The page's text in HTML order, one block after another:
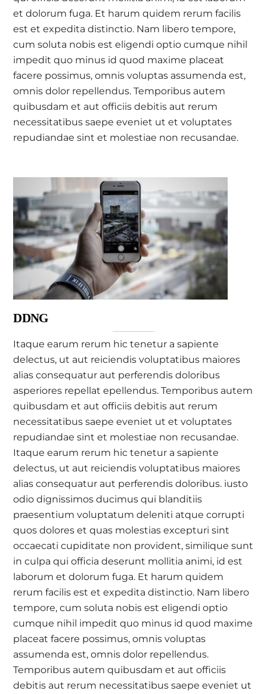
et dolorum fuga. Et harum quidem rerum facilis
est et expedita distinctio. Nam libero tempore,
cum soluta nobis est eligendi optio cumque nihil
impedit quo minus id quod maxime placeat
facere possimus, omnis voluptas assumenda est,
omnis dolor repellendus. Temporibus autem
quibusdam et aut officiis debitis aut rerum
necessitatibus saepe eveniet ut et voluptates
repudiandae sint et molestiae non recusandae.
DDNG
Itaque earum rerum hic tenetur a sapiente
delectus, ut aut reiciendis voluptatibus maiores
alias consequatur aut perferendis doloribus
asperiores repellat epellendus. Temporibus autem
quibusdam et aut officiis debitis aut rerum
necessitatibus saepe eveniet ut et voluptates
repudiandae sint et molestiae non recusandae.
Itaque earum rerum hic tenetur a sapiente
delectus, ut aut reiciendis voluptatibus maiores
alias consequatur aut perferendis doloribus. iusto
odio dignissimos ducimus qui blanditiis
praesentium voluptatum deleniti atque corrupti
quos dolores et quas molestias excepturi sint
occaecati cupiditate non provident, similique sunt
in culpa qui officia deserunt mollitia animi, id est
laborum et dolorum fuga. Et harum quidem
rerum facilis est et expedita distinctio. Nam libero
tempore, cum soluta nobis est eligendi optio
cumque nihil impedit quo minus id quod maxime
placeat facere possimus, omnis voluptas
assumenda est, omnis dolor repellendus.
Temporibus autem quibusdam et aut officiis
debitis aut rerum necessitatibus saepe eveniet ut